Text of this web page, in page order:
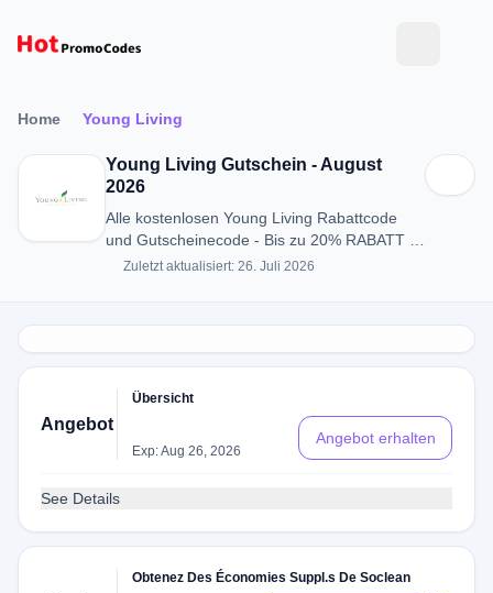
Home Young Living
Young Living Gutschein - August
2026
Alle kostenlosen Young Living Rabattcode
und Gutscheinecode - Bis zu 20% RABATT in
August 2026
Zuletzt aktualisiert: 26. Juli 2026
Angebot
Übersicht
Exp: Aug 26, 2026
Angebot erhalten
See Details
Obtenez Des Économies Suppl.s De Soclean